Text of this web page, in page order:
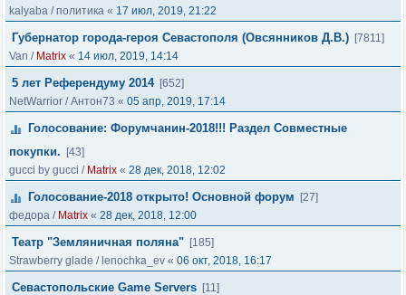
kalyaba /политика « 17 июл, 2019, 21:22
Губернатор города-героя Севастополя (Овсянников Д.В.) [7811]
Van / Matrix « 14 июл, 2019, 14:14
5 лет Референдуму 2014 [652]
NetWarrior /Антон73 « 05 апр, 2019, 17:14
Голосование: Форумчанин-2018!!! Раздел Совместные
покупки.
[43]
gucci by gucci / Matrix « 28 дек, 2018, 12:02
Голосование-2018 открыто! Основной форум
[27]
федора / Matrix « 28 дек, 2018, 12:00
Театр "Земляничная поляна" [185]
Strawberry glade / lenochka_ev « 06 окт, 2018, 16:17
Севастопольские Game Servers [11]